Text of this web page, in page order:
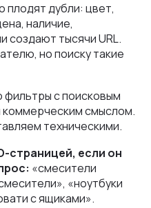
плодят дубли: цвет,
наличие,
создают тысячи URL.
но поиску такие
фильтры с поисковым
смыслом.
техническими.
страницей, если он
«смесители
«ноутбуки
с ящиками».